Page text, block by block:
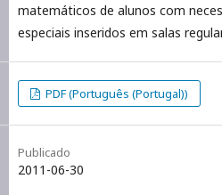
matemáticos de alunos com
especiais inseridos em salas
PDF (Português (Portugal))
Publicado
2011-06-30